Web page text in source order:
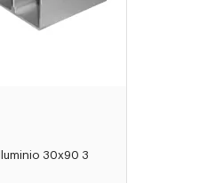
30x90 3